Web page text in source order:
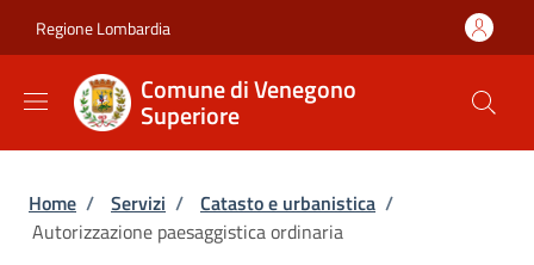
Regione Lombardia
Comune di Venegono
Superiore
Briciole di pane
Home / Servizi / Catasto e urbanistica /
Autorizzazione paesaggistica ordinaria